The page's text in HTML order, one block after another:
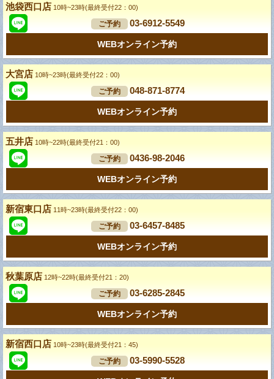
池袋西口店 10時~23時(最終受付22：00)
ご予約 03-6912-5549
WEBオンライン予約
大宮店 10時~23時(最終受付22：00)
ご予約 048-871-8774
WEBオンライン予約
五井店 10時~22時(最終受付21：00)
ご予約 0436-98-2046
WEBオンライン予約
新宿東口店 11時~23時(最終受付22：00)
ご予約 03-6457-8485
WEBオンライン予約
秋葉原店 12時~22時(最終受付21：20)
ご予約 03-6285-2845
WEBオンライン予約
新宿西口店 10時~23時(最終受付21：45)
ご予約 03-5990-5528